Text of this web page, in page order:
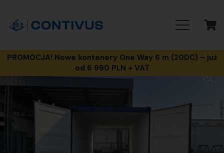
PROMOCJA! Nowe kontenery One Way 6 m (20DC) – już
od 6 990 PLN + VAT